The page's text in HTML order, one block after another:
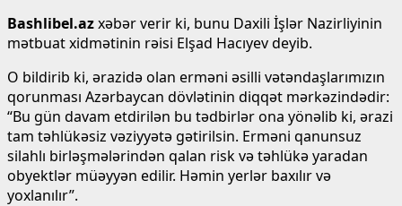
Bashlibel.azxəbər verir ki, bunu Daxili İşlər Nazirliyinin
mətbuat xidmətinin rəisi Elşad Hacıyev deyib.
O bildirib ki, ərazidə olan erməni əsilli vətəndaşlarımızın
qorunması Azərbaycan dövlətinin diqqət mərkəzindədir:
“Bu gün davam etdirilən bu tədbirlər ona yönəlib ki, ərazi
tam təhlükəsiz vəziyyətə gətirilsin. Erməni qanunsuz
silahlı birləşmələrindən qalan risk və təhlükə yaradan
obyektlər müəyyən edilir. Həmin yerlər baxılır və
yoxlanılır”.